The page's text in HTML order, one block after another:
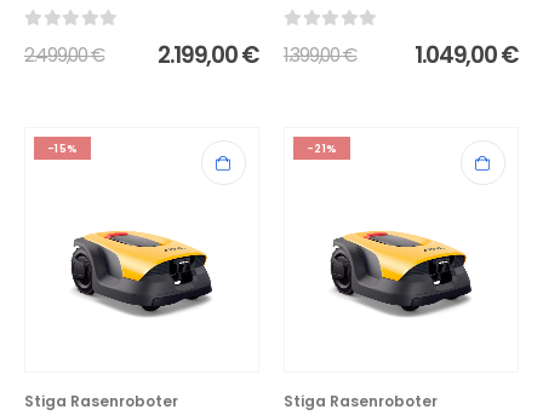
2.499,00€ 2.199,00€ 1.399,00€ 1.049,00€
-15%
Stiga Rasenroboter
-21%
Stiga Rasenroboter